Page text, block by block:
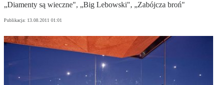
„Diamenty są wieczne", „Big Lebowski", „Zabójcza broń"
Publikacja: 13.08.2011 01:01